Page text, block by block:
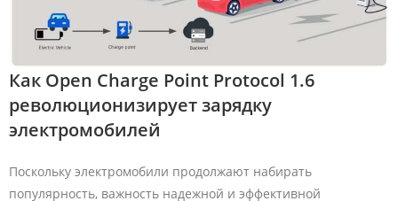
Как Open Charge Point Protocol 1.6
революционизирует зарядку
электромобилей
Поскольку электромобили продолжают набирать
популярность, важность надежной и эффективной